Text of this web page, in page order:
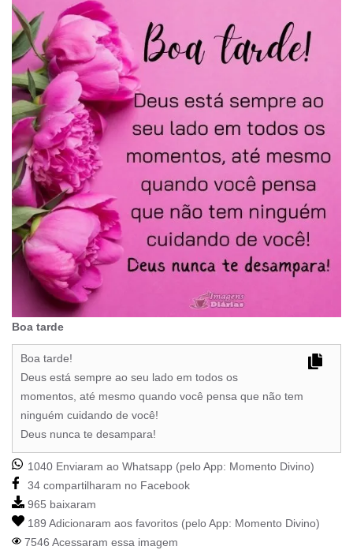
Boa tarde
Boa tarde!
Deus está sempre ao seu lado em todos os
momentos, até mesmo quando você pensa que não tem
ninguém cuidando de você!
Deus nunca te desampara!
1040 Enviaram ao Whatsapp (pelo App: Momento Divino)
34 compartilharam no Facebook
965 baixaram
189 Adicionaram aos favoritos (pelo App: Momento Divino)
7546 Acessaram essa imagem